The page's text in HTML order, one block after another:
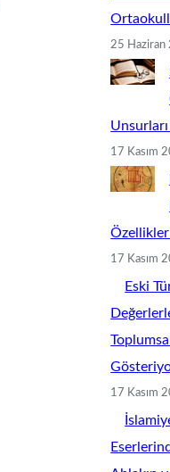
25 Haziran
17 Kasım
17 Kasım
Eski
17 Kasım